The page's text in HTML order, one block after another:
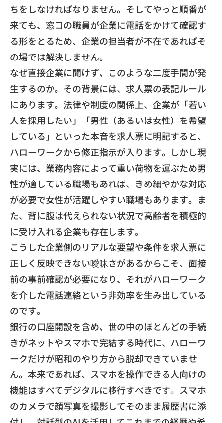
ちをしなければなりません。 そしてやっと順番が
来ても、 窓口の職員が企業に電話をかけて確認す
る形をとるため、 企業の担当者が不在であればそ
の場では解決しません。
​なぜ直接企業に聞けず、このような二度手間が発
生するのか。 その背景には、求人票の表記ルール
にあります。 法律や制度の関係上、企業が「若い
人を採用したい」「男性（あるいは女性）を希望
している」 といった本音を求人票に明記すると、
ハローワークから修正指示が入ります。しかし現
実には、 業務内容によって重い荷物を運ぶため男
性が適している職場もあれば、 きめ細やかな対応
が必要で女性が活躍しやすい職場もあります。 ま
た、 背に腹は代えられない状況で高齢者を積極的
に受け入れる企業も存在します。
こうした企業側のリアルな要望や条件を求人票に
正しく反映できない曖昧さがあるからこそ、面接
前の事前確認が必要になり、 それがハローワーク
を介した電話連絡という非効率を生み出している
のです。
​銀行の口座開設を含め、 世の中のほとんどの手続
きがネットやスマホで完結する時代に、 ハローワ
ークだけが昭和のやり方から脱却できていませ
ん。 本来であれば、 スマホを操作できる人向けの
機能はすべてデジタルに移行すべきです。スマホ
のカメラで顔写真を撮影してそのまま履歴書に添